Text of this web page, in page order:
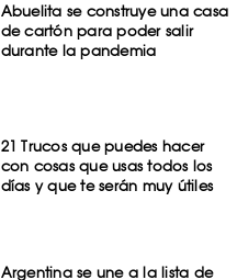
Abuelita se construye una casa
de cartón para poder salir
durante la pandemia
21 Trucos que puedes hacer
con cosas que usas todos los
días y que te serán muy útiles
Argentina se une a la lista de